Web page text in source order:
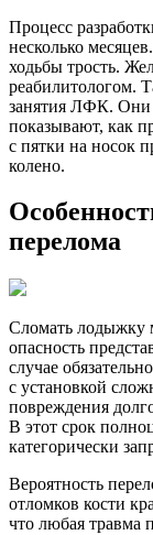
Процесс
несколько
ходьбы трость.
реабилитологом.
занятия ЛФК. Они
показывают, как
с пятки на носок
колено.
перелома
Сломать лодыжку
опасность
случае
с установкой
повреждения
В этот срок
категорически
Вероятность
отломков кости
что любая травма